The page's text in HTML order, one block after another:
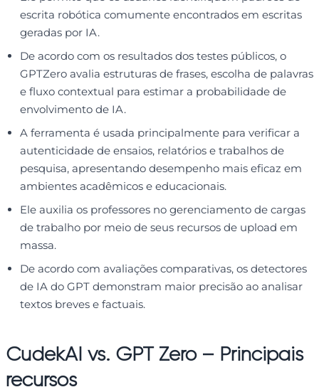
escrita robótica comumente encontrados em escritas
geradas por IA.
De acordo com os resultados dos testes públicos, o
GPTZero avalia estruturas de frases, escolha de palavras
e fluxo contextual para estimar a probabilidade de
envolvimento de IA.
A ferramenta é usada principalmente para verificar a
autenticidade de ensaios, relatórios e trabalhos de
pesquisa, apresentando desempenho mais eficaz em
ambientes acadêmicos e educacionais.
Ele auxilia os professores no gerenciamento de cargas
de trabalho por meio de seus recursos de upload em
massa.
De acordo com avaliações comparativas, os detectores
de IA do GPT demonstram maior precisão ao analisar
textos breves e factuais.
CudekAI vs. GPT Zero – Principais
recursos